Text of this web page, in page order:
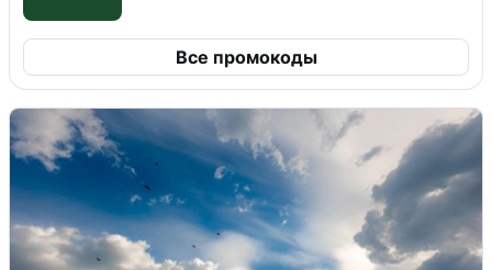
Все промокоды